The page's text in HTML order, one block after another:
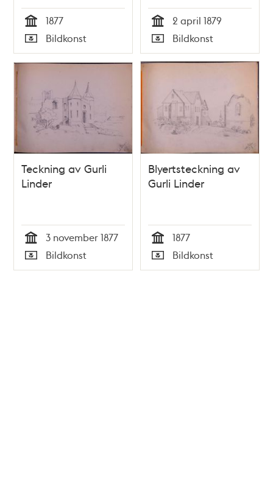
Tid
1877
Typ
Bildkonst Tid
2 april 1879
Typ
Bildkonst
Teckning av Gurli
Linder
Tid
3 november 1877
Typ
Bildkonst
Blyertsteckning av
Gurli Linder
Tid
1877
Typ
Bildkonst